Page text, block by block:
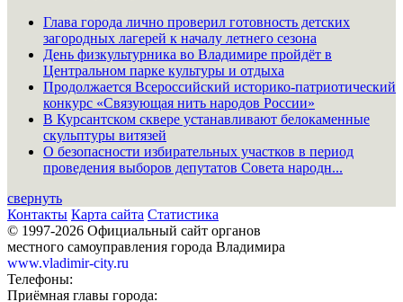
Глава города лично проверил готовность детских
загородных лагерей к началу летнего сезона
День физкультурника во Владимире пройдёт в
Центральном парке культуры и отдыха
Продолжается Всероссийский историко-патриотический
конкурс «Связующая нить народов России»
В Курсантском сквере устанавливают белокаменные
скульптуры витязей
О безопасности избирательных участков в период
проведения выборов депутатов Совета народн...
свернуть
Контакты Карта сайта Статистика
© 1997-2026 Официальный сайт органов
местного самоуправления города Владимира
www.vladimir-city.ru
Телефоны:
Приёмная главы города: